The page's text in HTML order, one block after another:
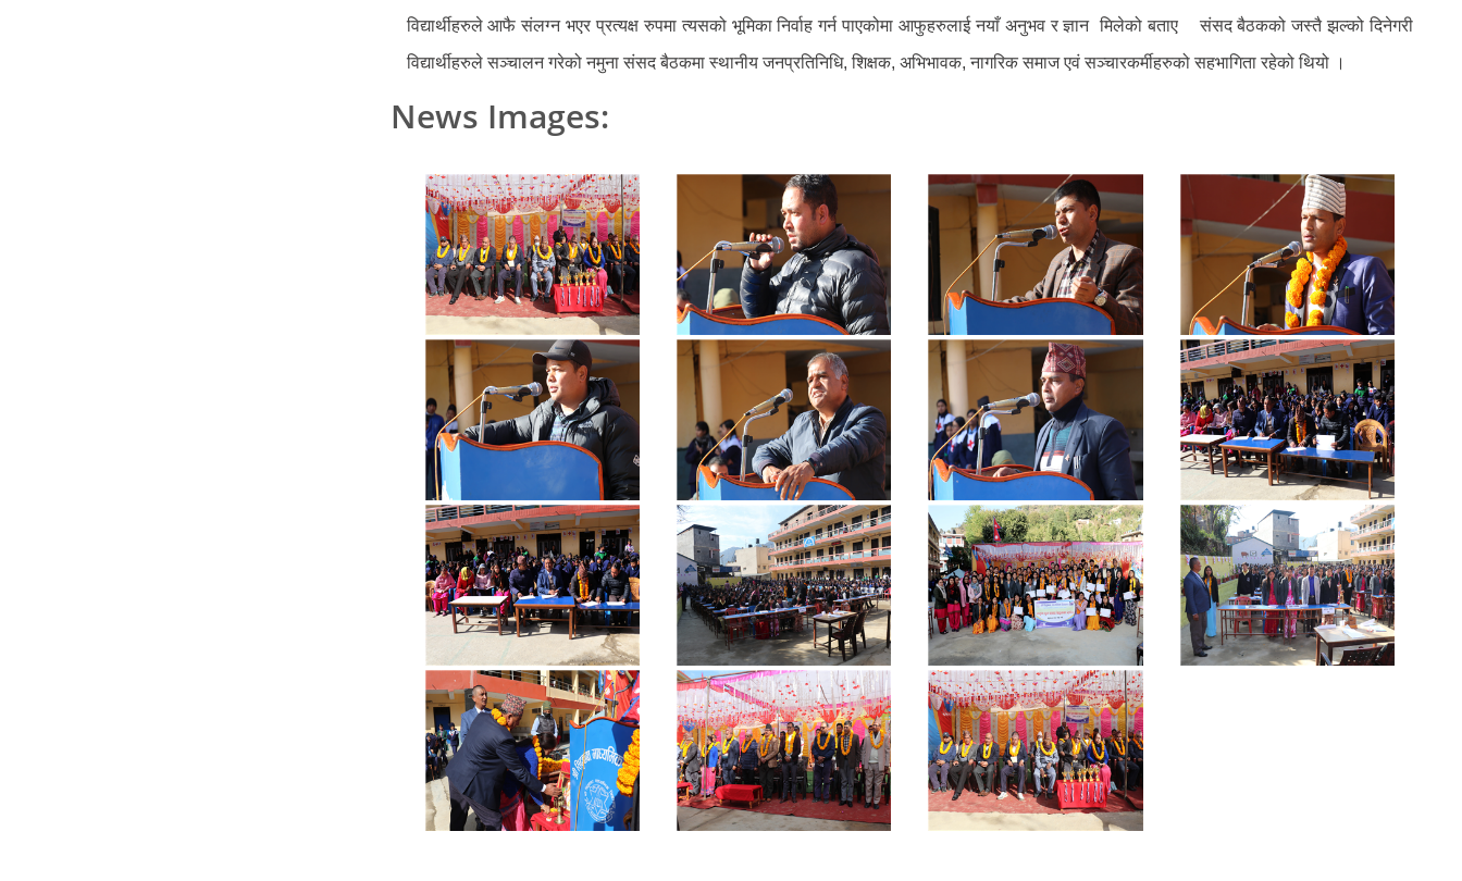
विद्यार्थीहरुले आफै संलग्न भएर प्रत्यक्ष रुपमा त्यसको भूमिका निर्वाह गर्न पाएकोमा आफुहरुलाई नयाँ अनुभव र ज्ञान मिलेको बताए संसद बैठकको जस्तै झल्को दिनेगरी
विद्यार्थीहरुले सञ्चालन गरेको नमुना संसद बैठकमा स्थानीय जनप्रतिनिधि, शिक्षक, अभिभावक, नागरिक समाज एवं सञ्चारकर्मीहरुको सहभागिता रहेको थियो ।
News Images: